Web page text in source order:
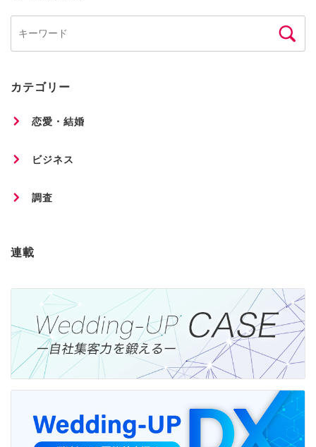
カテゴリー
恋愛・結婚
ビジネス
調査
連載